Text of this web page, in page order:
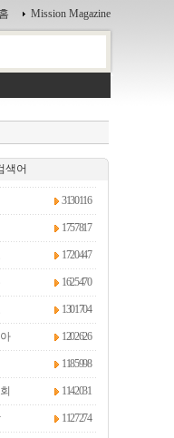
Mission Magazine
색어
3130116
1757817
1720447
1625470
1301704
1202626
1185998
1142031
1127274